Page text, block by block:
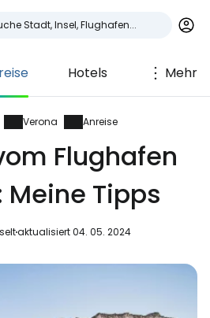
Hotels Mehr
Verona Anreise
Flughafen
Meine Tipps
aktualisiert 04. 05. 2024
bei
Community